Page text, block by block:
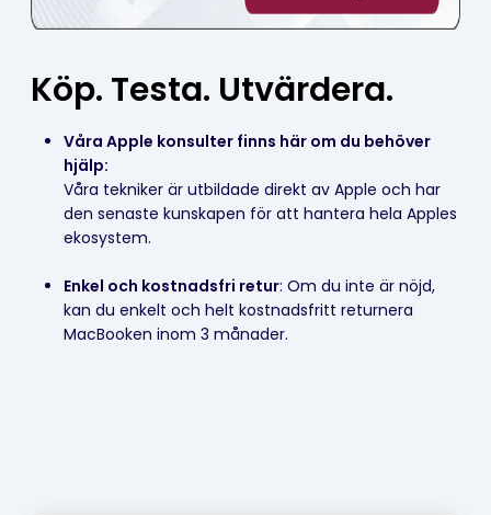
Köp. Testa. Utvärdera.
Våra Apple konsulter finns här om du behöver
hjälp:
Våra tekniker är utbildade direkt av Apple och har
den senaste kunskapen för att hantera hela Apples
ekosystem.
Enkel och kostnadsfri retur: Om du inte är nöjd,
kan du enkelt och helt kostnadsfritt returnera
MacBooken inom 3 månader.